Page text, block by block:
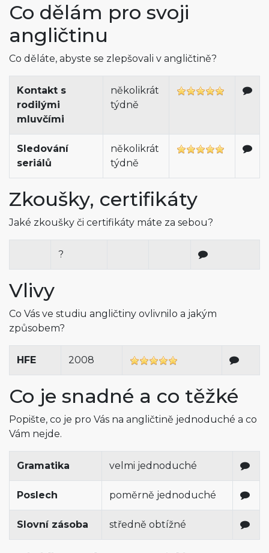
Co dělám pro svoji
angličtinu
Co děláte, abyste se zlepšovali v angličtině?
Kontakt s
rodilými
mluvčími
několikrát
týdně
Sledování
seriálů
několikrát
týdně
Zkoušky, certifikáty
Jaké zkoušky či certifikáty máte za sebou?
?
Vlivy
Co Vás ve studiu angličtiny ovlivnilo a jakým
způsobem?
HFE 2008
Co je snadné a co těžké
Popište, co je pro Vás na angličtině jednoduché a co
Vám nejde.
Gramatika velmi jednoduché
Poslech poměrně jednoduché
Slovní zásoba středně obtížné